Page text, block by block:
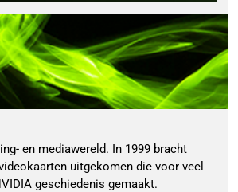
en mediawereld. In 1999 bracht
uitgekomen die voor veel
geschiedenis gemaakt.